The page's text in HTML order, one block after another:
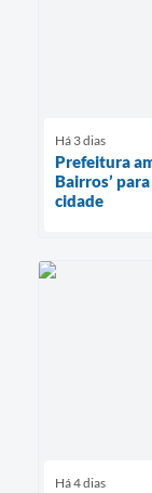
Há 3 dias
Prefeitura
Bairros’
cidade
Há 4 dias